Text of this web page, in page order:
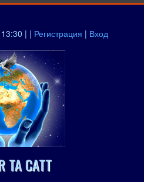
| | Регистрация | Вход
TA CATT